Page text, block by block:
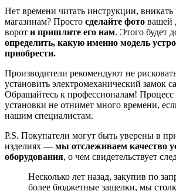
Нет времени читать инструкции,
магазинам? Просто сделайте фото вашей
ворот и пришлите его нам. Этого будет
определить, какую именно модель
приобрести.
Производители рекомендуют не
установить электромеханический замок
Обращайтесь к профессионалам! Процесс
установки не отнимет много времени,
нашим специалистам.
P.S. Покупатели могут быть уверены в
изделиях — мы отслеживаем качество
оборудования, о чем свидетельствует
Несколько лет назад, закупив по
более бюджетные защелки, мы